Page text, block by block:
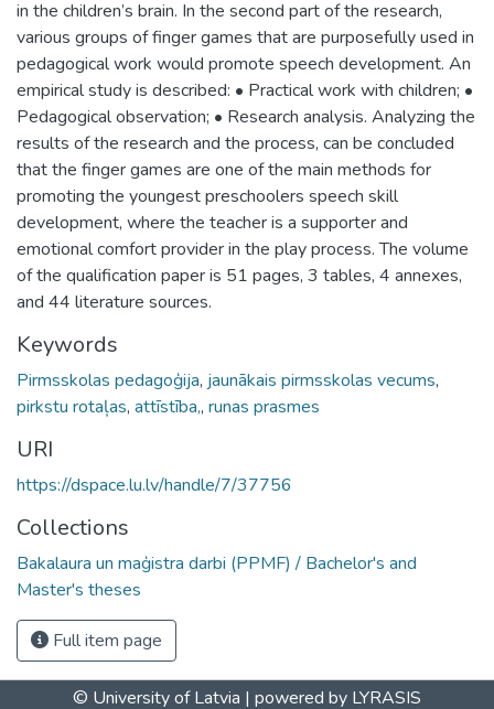
in the children’s brain. In the second part of the research,
various groups of finger games that are purposefully used in
pedagogical work would promote speech development. An
empirical study is described: • Practical work with children; •
Pedagogical observation; • Research analysis. Analyzing the
results of the research and the process, can be concluded
that the finger games are one of the main methods for
promoting the youngest preschoolers speech skill
development, where the teacher is a supporter and
emotional comfort provider in the play process. The volume
of the qualification paper is 51 pages, 3 tables, 4 annexes,
and 44 literature sources.
Keywords
Pirmsskolas pedagoģija, jaunākais pirmsskolas vecums,
pirkstu rotaļas, attīstība,, runas prasmes
URI
https://dspace.lu.lv/handle/7/37756
Collections
Bakalaura un maģistra darbi (PPMF) / Bachelor's and
Master's theses
Full item page
© University of Latvia | powered by LYRASIS